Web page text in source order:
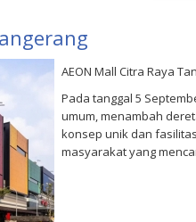
AEON Mall Citra Raya
Pada tanggal 5
umum, menambah
konsep unik dan
masyarakat yang